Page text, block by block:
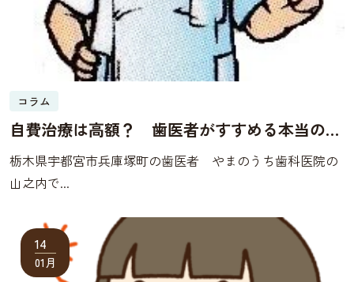
コラム
自費治療は高額？ 歯医者がすすめる本当の理
由とは
栃木県宇都宮市兵庫塚町の歯医者 やまのうち歯科医院の
山之内で...
14
01月